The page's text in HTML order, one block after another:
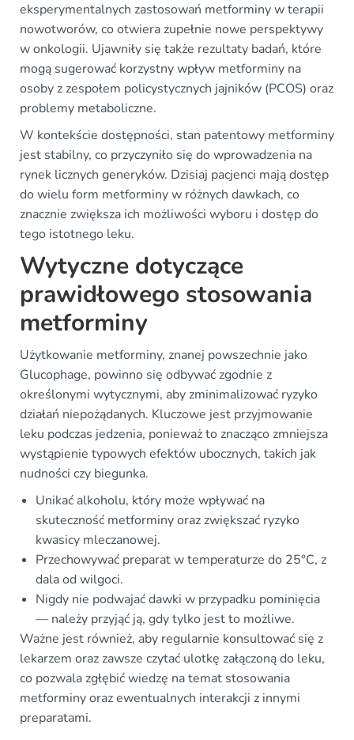
eksperymentalnych zastosowań metforminy w terapii
nowotworów, co otwiera zupełnie nowe perspektywy
w onkologii. Ujawniły się także rezultaty badań, które
mogą sugerować korzystny wpływ metforminy na
osoby z zespołem policystycznych jajników (PCOS) oraz
problemy metaboliczne.
W kontekście dostępności, stan patentowy metforminy
jest stabilny, co przyczyniło się do wprowadzenia na
rynek licznych generyków. Dzisiaj pacjenci mają dostęp
do wielu form metforminy w różnych dawkach, co
znacznie zwiększa ich możliwości wyboru i dostęp do
tego istotnego leku.
Wytyczne dotyczące
prawidłowego stosowania
metforminy
Użytkowanie metforminy, znanej powszechnie jako
Glucophage, powinno się odbywać zgodnie z
określonymi wytycznymi, aby zminimalizować ryzyko
działań niepożądanych. Kluczowe jest przyjmowanie
leku podczas jedzenia, ponieważ to znacząco zmniejsza
wystąpienie typowych efektów ubocznych, takich jak
nudności czy biegunka.
Unikać alkoholu, który może wpływać na
skuteczność metforminy oraz zwiększać ryzyko
kwasicy mleczanowej.
Przechowywać preparat w temperaturze do 25°C, z
dala od wilgoci.
Nigdy nie podwajać dawki w przypadku pominięcia
— należy przyjąć ją, gdy tylko jest to możliwe.
Ważne jest również, aby regularnie konsultować się z
lekarzem oraz zawsze czytać ulotkę załączoną do leku,
co pozwala zgłębić wiedzę na temat stosowania
metforminy oraz ewentualnych interakcji z innymi
preparatami.